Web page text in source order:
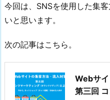
今回は、SNSを使用した集
いと思います。
次の記事はこちら。
Webサイ
第三回